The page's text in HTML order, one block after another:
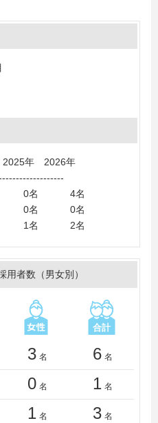
年 2026年
0名 4名
0名 0名
1名 2名
用者数（男女別）
3 名 6 名
0 名 1 名
1 名 3 名